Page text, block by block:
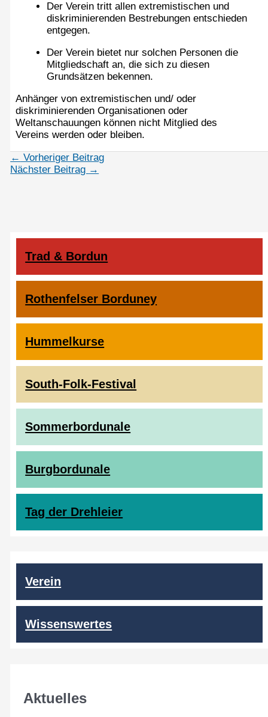
Trad & Bordun
Rothenfelser Borduney
Hummelkurse
South-Folk-Festival
Sommerbordunale
Burgbordunale
Tag der Drehleier
Verein
Wissenswertes
Aktuelles
Der Verein tritt allen extremistischen und
diskriminierenden Bestrebungen entschieden
entgegen.
Der Verein bietet nur solchen Personen die
Mitgliedschaft an, die sich zu diesen
Grundsätzen bekennen.
Anhänger von extremistischen und/ oder
diskriminierenden Organisationen oder
Weltanschauungen können nicht Mitglied des
Vereins werden oder bleiben.
← Vorheriger Beitrag
Nächster Beitrag →